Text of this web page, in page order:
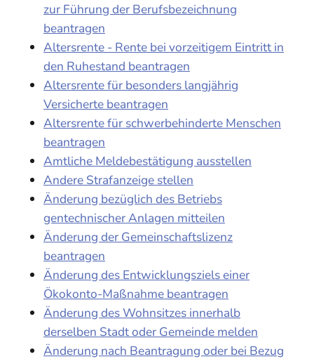
zur Führung der Berufsbezeichnung
beantragen
Altersrente - Rente bei vorzeitigem Eintritt in
den Ruhestand beantragen
Altersrente für besonders langjährig
Versicherte beantragen
Altersrente für schwerbehinderte Menschen
beantragen
Amtliche Meldebestätigung ausstellen
Andere Strafanzeige stellen
Änderung bezüglich des Betriebs
gentechnischer Anlagen mitteilen
Änderung der Gemeinschaftslizenz
beantragen
Änderung des Entwicklungsziels einer
Ökokonto-Maßnahme beantragen
Änderung des Wohnsitzes innerhalb
derselben Stadt oder Gemeinde melden
Änderung nach Beantragung oder bei Bezug